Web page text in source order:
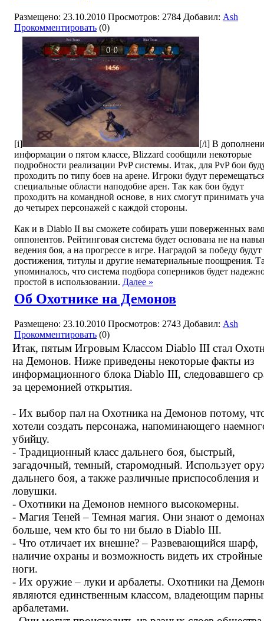
Размещено: 23.10.2010 Просмотров: 2784 Добавил: Ash
Прокомментировать (0)
[i]
[/i] В
информации о пятом классе, Blizzard сообщили некоторые
подробности реализации PvP системы. Итак, для PvP бои
проходить по типу боев на арене. Игроки будут
специальные области наподобие арен. Так как бои будут
проходить на командной основе, в них смогут принимать
до четырех персонажей с каждой стороны.
Как и в Diablo II вы сможете собирать уши поверженных
оппонентов. Рейтинговая система будет основана не на
ведения боя, а на прогрессе в игре. Наградой за победу будут
достижения, титулы и другие нематериальные поощрения.
упоминалось, что система подбора соперников будет
простой в использовании. Далее »
Об Охотнике на Демонов
Размещено: 23.10.2010 Просмотров: 2743 Добавил: Ash
Прокомментировать (0)
Итак, пятым Игровым Классом Diablo III стал
на Демонов. Ниже приведены некоторые факты из
информационного блока Diablo III, следовавшего
за церемонией открытия.
- Их выбор пал на Охотника на Демонов потому,
хотели создать персонажа, напоминающего
убийцу.
- Традиционный класс дальнего боя, быстрый,
загадочный, темный, старомодный. Использует
дальнего боя, а также различные приспособления и
ловушки.
- Охотники на Демонов немного высокомерны.
- Магия Теней – Темная магия. Они знают о
больше, чем кто бы то ни было в Diablo III.
- Что отличает их внешне? – Развевающийся шарф,
наличие охраны и возможность видеть их стройные
ноги.
- Их оружие – луки и арбалеты. Охотники на
являются единственным классом, владеющим
арбалетами.